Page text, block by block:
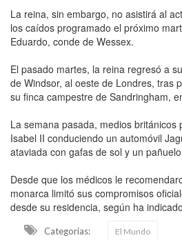
La reina, sin embargo, no asistirá al
los caídos programado el próximo
Eduardo, conde de Wessex.
El pasado martes, la reina regresó a
de Windsor, al oeste de Londres, tras
su finca campestre de Sandringham,
La semana pasada, medios
Isabel II conduciendo un automóvil
ataviada con gafas de sol y un
Desde que los médicos le
monarca limitó sus compromisos
desde su residencia, según ha
Categorias: El Mundo